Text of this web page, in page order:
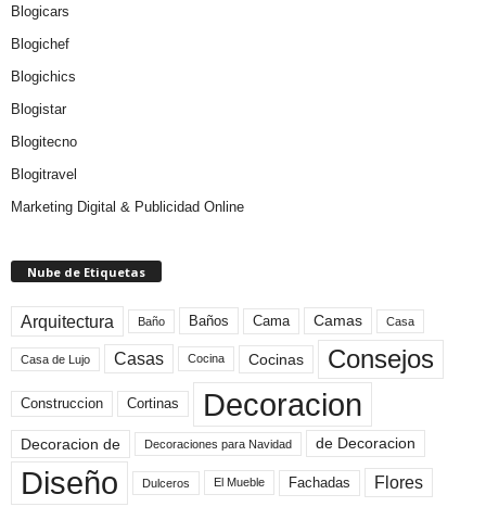
Blogicars
Blogichef
Blogichics
Blogistar
Blogitecno
Blogitravel
Marketing Digital & Publicidad Online
Nube de Etiquetas
Arquitectura Baño Baños Cama Camas Casa
Casa de Lujo Casas Cocina Cocinas Consejos
Construccion Cortinas Decoracion
Decoracion de Decoraciones para Navidad de Decoracion
Diseño Dulceros El Mueble Fachadas Flores